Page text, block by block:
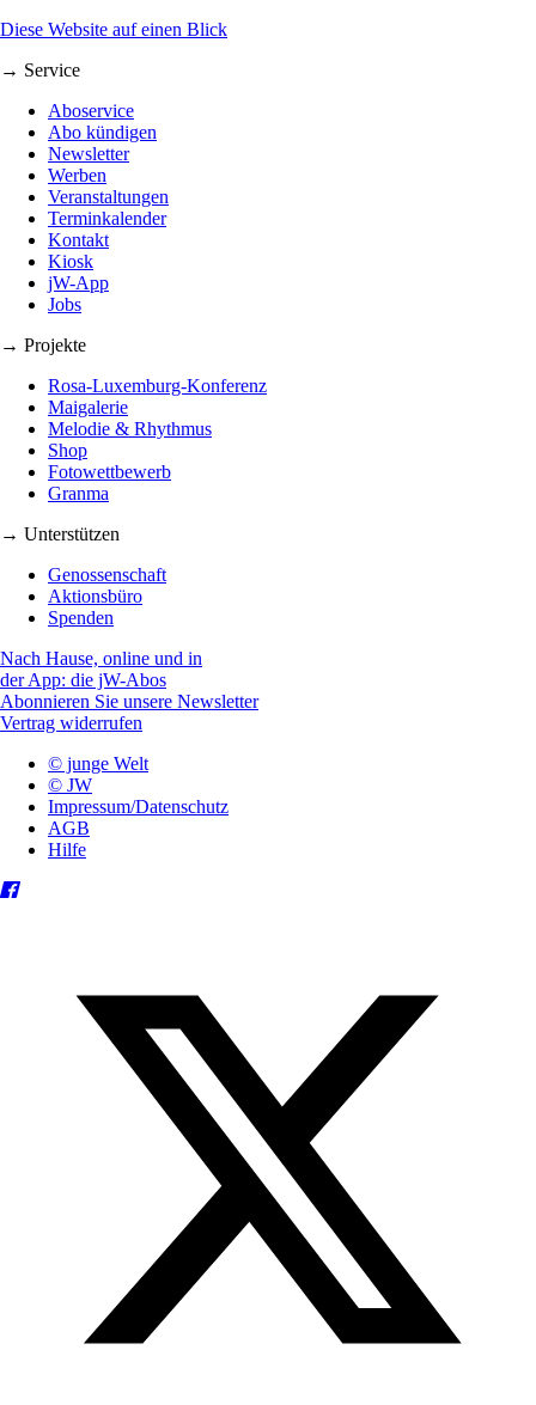
Diese Website auf einen Blick
→ Service
Aboservice
Abo kündigen
Newsletter
Werben
Veranstaltungen
Terminkalender
Kontakt
Kiosk
jW-App
Jobs
→ Projekte
Rosa-Luxemburg-Konferenz
Maigalerie
Melodie & Rhythmus
Shop
Fotowettbewerb
Granma
→ Unterstützen
Genossenschaft
Aktionsbüro
Spenden
Nach Hause, online und in
der App: die jW-Abos
Abonnieren Sie unsere Newsletter
Vertrag widerrufen
© junge Welt
© JW
Impressum/Datenschutz
AGB
Hilfe